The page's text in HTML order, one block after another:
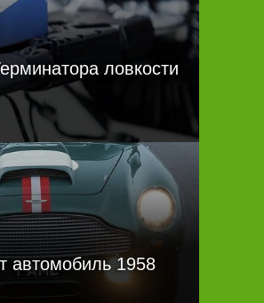
ловкости
автомобиль 1958